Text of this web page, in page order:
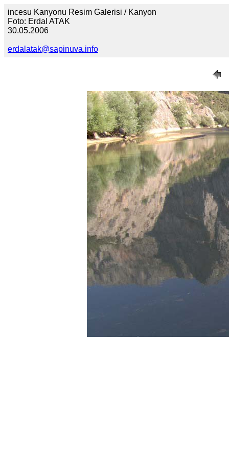
incesu Kanyonu Resim Galerisi / Kanyon
Foto: Erdal ATAK
30.05.2006
erdalatak@sapinuva.info